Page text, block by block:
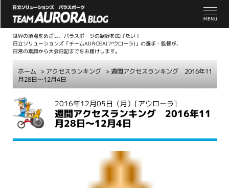
世界の頂点をめざし、パラスポーツの裾野を広げたい！
日立ソリューションズ「チームAUROEA(アウローラ)」の選手・監督が、
日常の素顔から大会日記までをお届けします。
ホーム > アクセスランキング > 週間アクセスランキング 2016年11
月28日～12月4日
2016年12月05日（月） [アウローラ]
週間アクセスランキング 2016年11
月28日～12月4日